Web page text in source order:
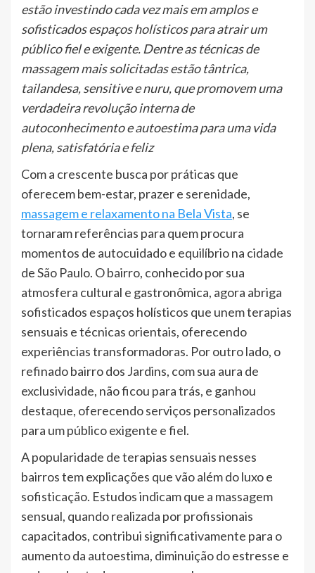
estão investindo cada vez mais em amplos e
sofisticados espaços holísticos para atrair um
público fiel e exigente. Dentre as técnicas de
massagem mais solicitadas estão tântrica,
tailandesa, sensitive e nuru, que promovem uma
verdadeira revolução interna de
autoconhecimento e autoestima para uma vida
plena, satisfatória e feliz
Com a crescente busca por práticas que
oferecem bem-estar, prazer e serenidade,
massagem e relaxamento na Bela Vista, se
tornaram referências para quem procura
momentos de autocuidado e equilíbrio na cidade
de São Paulo. O bairro, conhecido por sua
atmosfera cultural e gastronômica, agora abriga
sofisticados espaços holísticos que unem terapias
sensuais e técnicas orientais, oferecendo
experiências transformadoras. Por outro lado, o
refinado bairro dos Jardins, com sua aura de
exclusividade, não ficou para trás, e ganhou
destaque, oferecendo serviços personalizados
para um público exigente e fiel.
A popularidade de terapias sensuais nesses
bairros tem explicações que vão além do luxo e
sofisticação. Estudos indicam que a massagem
sensual, quando realizada por profissionais
capacitados, contribui significativamente para o
aumento da autoestima, diminuição do estresse e